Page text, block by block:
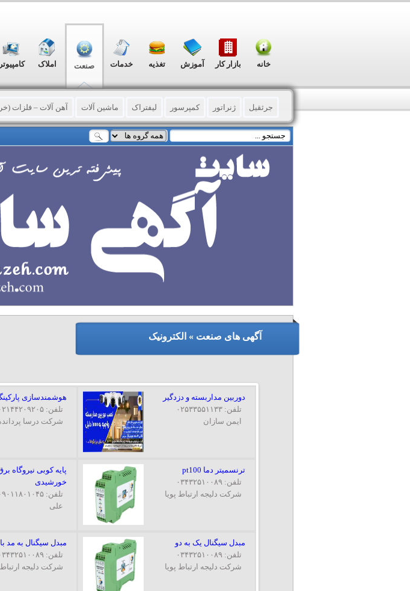
خانه بازار کار آموزش تغذیه خدمات صنعت املاک کامپیوتر
جرثقیل ژنراتور کمپرسور لیفتراک ماشین آلات آهن آلات – فلزات
برش کاری آهن آلات برق صنعتی صنایع چوبی بسته بندی کالا سری کاری
صنایع پلاستیکی خم و پانچ ورق سیلو – مخزن – تانکر سند
کانکس-کانتینر-کاروان-ساندوچ پانل
آب و فاضلاب نساجی انبارداری و نگهداری کالا نصب و تعمیر
آگهی های صنعت » الکترونیک
هوشمندسازی
شرکت درسا
تلفن: ۰۲۱۴۴۲۰۹۲۰۵
دوربین مداربسته و دزدگیر
ایمن سازان
تلفن: ۰۲۵۳۳۵۵۱۱۳۳
پایه کوبی نیروگاه
خورشیدی
علی
تلفن: ۰۹۰۱۱۸۰۱۰۴۵
ترنسمیتر دما pt100
شرکت دلیجه ارتباط پویا
تلفن: ۰۳۴۳۲۵۱۰۰۸۹
مبدل سیگنال به مد
شرکت دلیجه ارتباط
تلفن: ۰۳۴۳۲۵۱۰۰۸۹
مبدل سیگنال یک به دو
شرکت دلیجه ارتباط پویا
تلفن: ۰۳۴۳۲۵۱۰۰۸۹